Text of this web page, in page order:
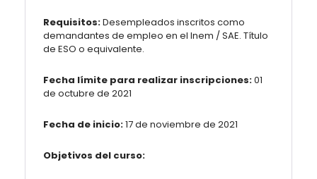
Requisitos:Desempleados inscritos como
demandantes de empleo en el Inem / SAE. Título
de ESO o equivalente.
Fecha límite para realizar inscripciones:01
de octubre de 2021
Fecha de inicio:17 de noviembre de 2021
Objetivos del curso: